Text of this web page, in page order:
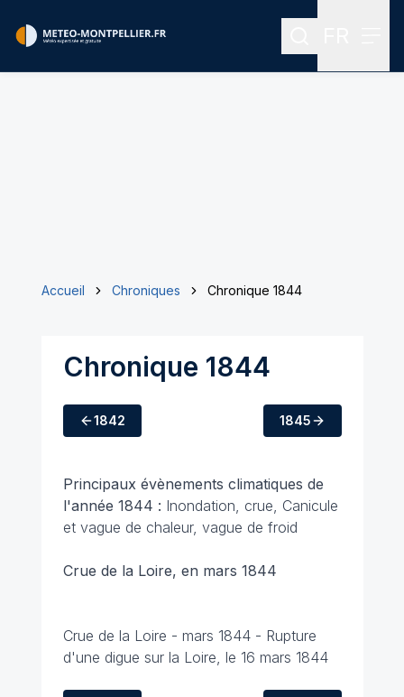
Rechercher
Accueil Chroniques Chronique 1844
Chronique 1844
1842 1845
Principaux évènements climatiques de
l'année 1844 : Inondation, crue, Canicule
et vague de chaleur, vague de froid
Crue de la Loire, en mars 1844
Crue de la Loire - mars 1844 - Rupture
d'une digue sur la Loire, le 16 mars 1844